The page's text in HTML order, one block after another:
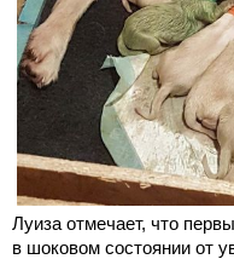
Луиза отмечает, что
в шоковом состоянии от